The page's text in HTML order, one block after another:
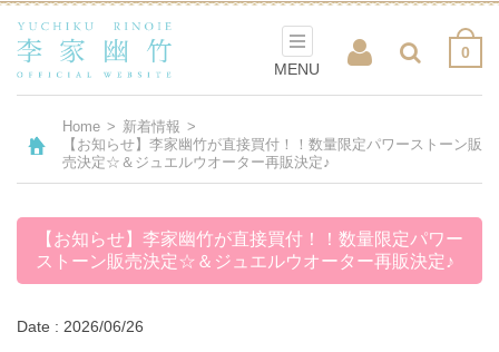
0
MENU
Home > 新着情報 >
【お知らせ】李家幽竹が直接買付！！数量限定パワーストーン販
売決定☆＆ジュエルウオーター再販決定♪
【お知らせ】李家幽竹が直接買付！！数量限定パワー
ストーン販売決定☆＆ジュエルウオーター再販決定♪
Date : 2026/06/26